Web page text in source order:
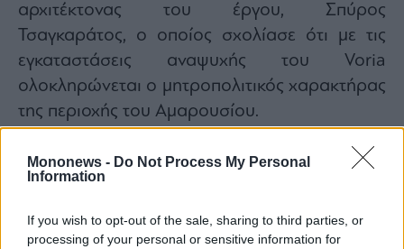
Mononews - Do Not Process My Personal
Information
If you wish to opt-out of the sale, sharing to third parties, or
processing of your personal or sensitive information for
αρχιτέκτονας του έργου, Σπύρος
Τσαγκαράτος, ο οποίος σχολίασε ότι με τις
εγκαταστάσεις αναψυχής του Voria
ολοκληρώνεται ο μητροπολιτικός χαρακτήρας
της περιοχής του Αμαρουσίου.
στρέμματα πράσινου στο δυτικό τμήμα του
ακινήτου παραχωρούνται στο δήμο
Αμαρουσίου, ενώ επιπλέον 10 στρέμματα θα
δοθούν σε κοινή χρήση.